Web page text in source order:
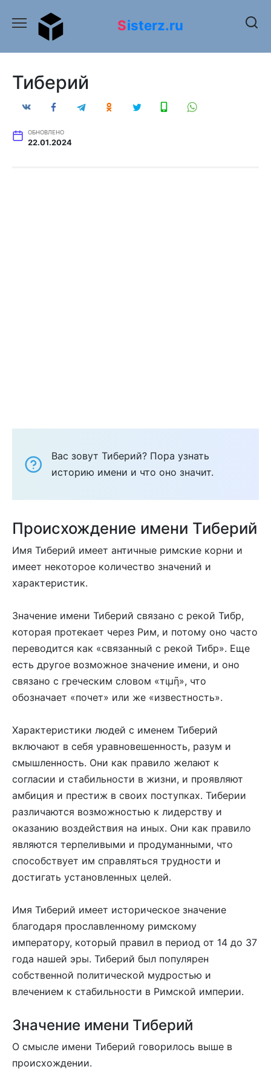
содержанию
Sisterz.ru
Тиберий
ОБНОВЛЕНО
22.01.2024
Вас зовут Тиберий? Пора узнать
историю имени и что оно значит.
Происхождение имени Тиберий
Имя Тиберий имеет античные римские корни и
имеет некоторое количество значений и
характеристик.
Значение имени Тиберий связано с рекой Тибр,
которая протекает через Рим, и потому оно часто
переводится как «связанный с рекой Тибр». Еще
есть другое возможное значение имени, и оно
связано с греческим словом «тιμῆ», что
обозначает «почет» или же «известность».
Характеристики людей с именем Тиберий
включают в себя уравновешенность, разум и
смышленность. Они как правило желают к
согласии и стабильности в жизни, и проявляют
амбиция и престиж в своих поступках. Тиберии
различаются возможностью к лидерству и
оказанию воздействия на иных. Они как правило
являются терпеливыми и продуманными, что
способствует им справляться трудности и
достигать установленных целей.
Имя Тиберий имеет историческое значение
благодаря прославленному римскому
императору, который правил в период от 14 до 37
года нашей эры. Тиберий был популярен
собственной политической мудростью и
влечением к стабильности в Римской империи.
Значение имени Тиберий
О смысле имени Тиберий говорилось выше в
происхождении.